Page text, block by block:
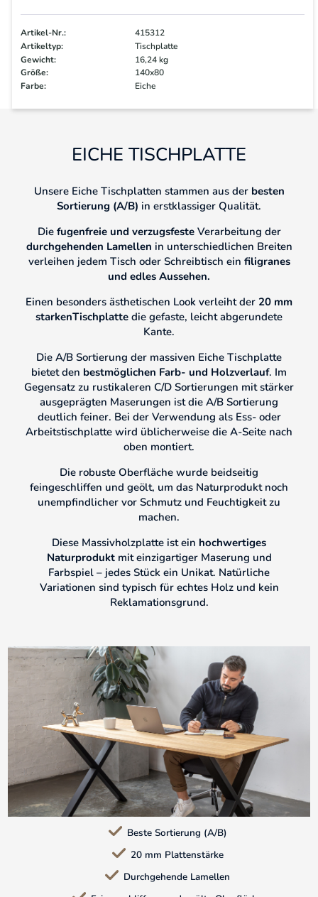
Artikel-Nr.:
415312
Artikeltyp:
Tischplatte
Gewicht:
16,24 kg
Größe:
140x80
Farbe:
Eiche
EICHE TISCHPLATTE
Unsere Eiche Tischplatten stammen aus der besten
Sortierung (A/B) in erstklassiger Qualität.
Die fugenfreie und verzugsfesteVerarbeitung der
durchgehenden Lamellen in unterschiedlichen Breiten
verleihen jedem Tisch oder Schreibtisch ein filigranes
und edles Aussehen.
Einen besonders ästhetischen Look verleiht der 20 mm
starkenTischplatte die gefaste, leicht abgerundete
Kante.
Die A/B Sortierung der massiven Eiche Tischplatte
bietet den bestmöglichen Farb- und Holzverlauf. Im
Gegensatz zu rustikaleren C/D Sortierungen mit stärker
ausgeprägten Maserungen ist die A/B Sortierung
deutlich feiner. Bei der Verwendung als Ess- oder
Arbeitstischplatte wird üblicherweise die A-Seite nach
oben montiert.
Die robuste Oberfläche wurde beidseitig
feingeschliffen und geölt, um das Naturprodukt noch
unempfindlicher vor Schmutz und Feuchtigkeit zu
machen.
Diese Massivholzplatte ist ein hochwertiges
Naturproduktmit einzigartiger Maserung und
Farbspiel – jedes Stück ein Unikat. Natürliche
Variationen sind typisch für echtes Holz und kein
Reklamationsgrund.
Beste Sortierung (A/B)
20 mm Plattenstärke
Durchgehende Lamellen